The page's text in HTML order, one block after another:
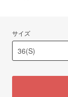
サイズ